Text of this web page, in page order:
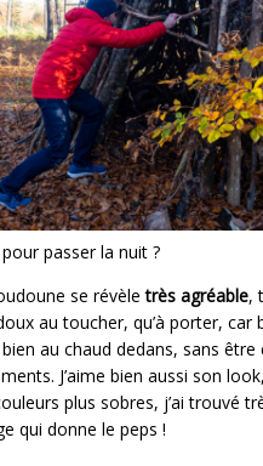
passer la nuit ?
se révèle très agréable,
au toucher, qu’à porter, car
au chaud dedans, sans être
J’aime bien aussi son
plus sobres, j’ai trouvé
qui donne le peps !